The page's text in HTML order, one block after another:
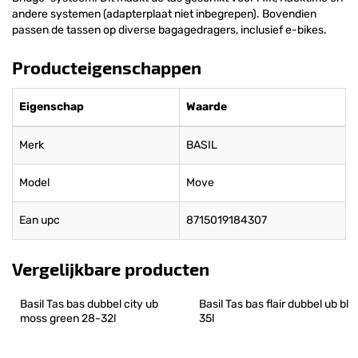
andere systemen (adapterplaat niet inbegrepen). Bovendien
passen de tassen op diverse bagagedragers, inclusief e-bikes.
Producteigenschappen
Eigenschap Waarde
Merk BASIL
Model Move
Ean upc 8715019184307
Vergelijkbare producten
Basil Tas bas dubbel city ub
moss green 28-32l
Basil Tas bas flair dubbel ub bl
35l